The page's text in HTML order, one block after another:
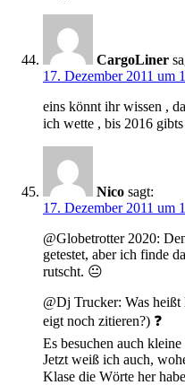
CargoLiner
17. Dezember 2011 um
eins könnt ihr wissen ,
ich wette , bis 2016
Nico sagt:
17. Dezember 2011 um
@Globetrotter 2020:
getestet, aber ich finde
rutscht. 😐
@Dj Trucker: Was
eigt noch zitieren?) ❓
Es besuchen auch
Jetzt weiß ich auch,
Klase die Wörte her